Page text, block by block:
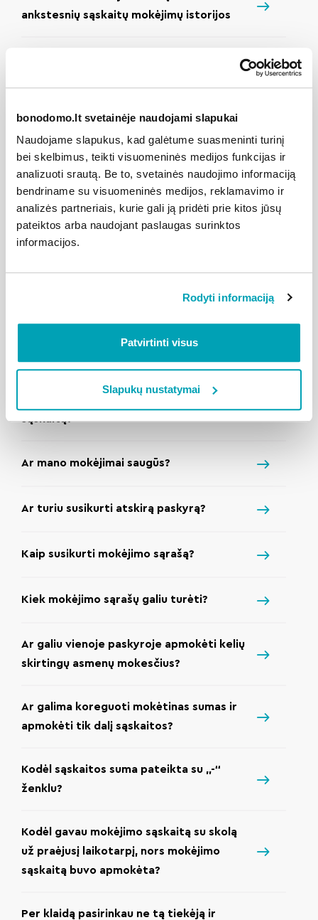
bonodomo.lt svetainėje naudojami slapukai
Naudojame slapukus, kad galėtume suasmeninti turinį
bei skelbimus, teikti visuomeninės medijos funkcijas ir
analizuoti srautą. Be to, svetainės naudojimo informaciją
bendriname su visuomeninės medijos, reklamavimo ir
analizės partneriais, kurie gali ją pridėti prie kitos jūsų
pateiktos arba naudojant paslaugas surinktos
informacijos.
Rodyti informaciją
Patvirtinti visus
Slapukų nustatymai
ankstesnių sąskaitų mokėjimų istorijos
Sąskaitą apmokėjau, bet savitarnoje rodo
Klaidingai atlikau mokėjimą, kaip galėčiau
susigrąžinti įmoką?
Kas yra BonoDomo Pay?
Ar BonoDomo Pay kainuoja?
Kodėl nebematau įprasto BonoDomo
Kodėl mane nukreipia į BonoDomo Pay
sąskaitą?
Ar mano mokėjimai saugūs?
Ar turiu susikurti atskirą paskyrą?
Kaip susikurti mokėjimo sąrašą?
Kiek mokėjimo sąrašų galiu turėti?
Ar galiu vienoje paskyroje apmokėti kelių
skirtingų asmenų mokesčius?
Ar galima koreguoti mokėtinas sumas ir
apmokėti tik dalį sąskaitos?
Kodėl sąskaitos suma pateikta su „-“
ženklu?
Kodėl gavau mokėjimo sąskaitą su skolą
už praėjusį laikotarpį, nors mokėjimo
sąskaitą buvo apmokėta?
Per klaidą pasirinkau ne tą tiekėją ir